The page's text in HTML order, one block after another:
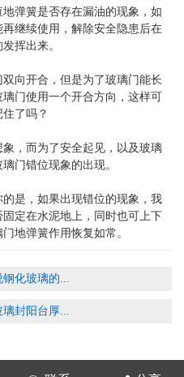
弹簧是否存在漏油的现象，如
继续使用，解除安全隐患后在
挥出来。
向开合，但是为了玻璃门能长
门使用一个开合方向，这样可
了吗？
，而为了安全起见，以及玻璃
门错位现象的出现。
是，如果出现错位的现象，我
定在水泥地上，同时也可上下
地弹簧作用恢复如常。
化玻璃的...
封阳台厚...